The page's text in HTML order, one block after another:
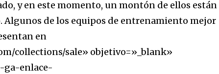
y en este momento, un montón de ellos están
Algunos de los equipos de entrenamiento mejor
en
collections/sale» objetivo=»_blank»
ga-enlace-